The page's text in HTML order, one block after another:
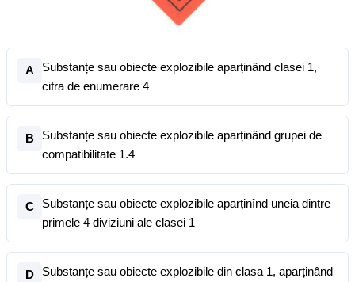
A
Substanțe sau obiecte explozibile aparținând clasei 1,
cifra de enumerare 4
B
Substanțe sau obiecte explozibile aparținând grupei de
compatibilitate 1.4
C
Substanțe sau obiecte explozibile aparținînd uneia dintre
primele 4 diviziuni ale clasei 1
D
Substanțe sau obiecte explozibile din clasa 1, aparținând